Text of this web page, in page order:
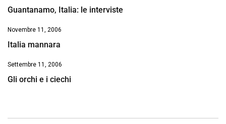
Guantanamo, Italia: le interviste
Novembre 11, 2006
Italia mannara
Settembre 11, 2006
Gli orchi e i ciechi